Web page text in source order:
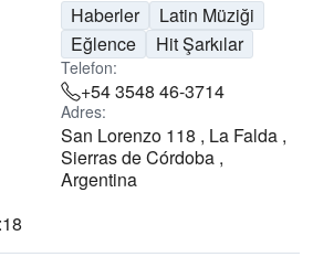
Haberler
Latin Müziği
Eğlence
Hit Şarkılar
Telefon:
+54 3548 46-3714
Adres:
San Lorenzo 118 , La Falda ,
Sierras de Córdoba ,
Argentina